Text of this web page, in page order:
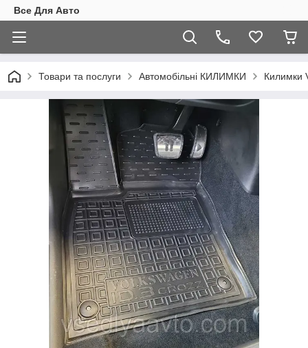
Все Для Авто
Товари та послуги Автомобільні КИЛИМКИ Килимки